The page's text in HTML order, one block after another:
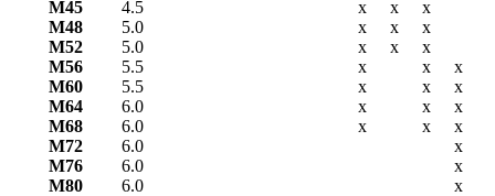
М45
4.5 х х
х
М48
5.0 х х
х
М52
5.0 х х
х
М56
5.5 х х
х
М60
5.5 х х
х
М64
6.0 х х
х
М68
6.0 х х
х
М72
6.0
х
М76
6.0
х
М80
6.0 х